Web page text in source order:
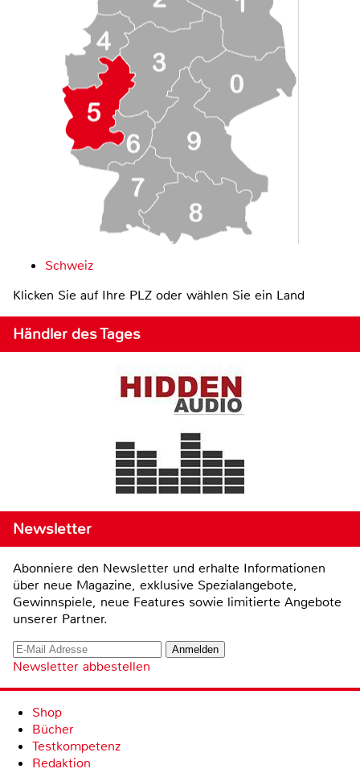
Schweiz
Klicken Sie auf Ihre PLZ oder wählen Sie ein Land
Händler des Tages
Newsletter
Abonniere den Newsletter und erhalte Informationen
über neue Magazine, exklusive Spezialangebote,
Gewinnspiele, neue Features sowie limitierte Angebote
unserer Partner.
Newsletter abbestellen
Shop
Bücher
Testkompetenz
Redaktion